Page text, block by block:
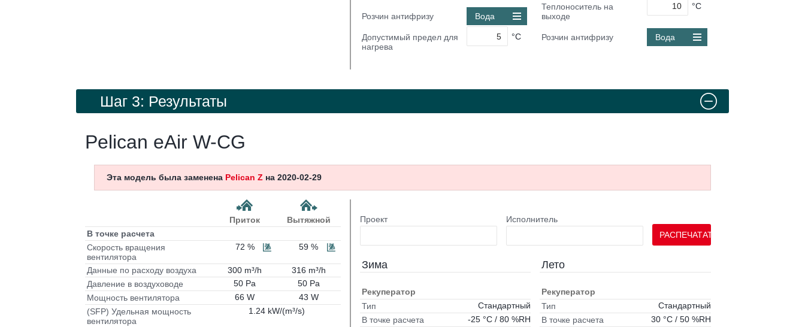
Розчин антифризу Вода
Допустимый предел для
нагрева
°C
Теплоноситель на
выходе
°C
Розчин антифризу Вода
Шаг 3: Результаты
Pelican eAir W-CG
Эта модель была заменена Pelican Z на 2020-02-29
Приток
Вытяжной
В точке расчета
Скорость вращения
вентилятора
72 % 59 %
Данные по расходу воздуха 300 m³/h
316 m³/h
Давление в воздуховоде
50 Pa
50 Pa
Мощность вентилятора
66 W
43 W
(SFP) Удельная мощность
вентилятора
1.24 kW/(m³/s)
Проект
Исполнитель
РАСПЕЧАТАТЬ
Зима
Рекуператор
Тип
Стандартный
В точке расчета
-25 °C / 80 %RH
Лето
Рекуператор
Тип
Стандартный
В точке расчета
30 °C / 50 %RH